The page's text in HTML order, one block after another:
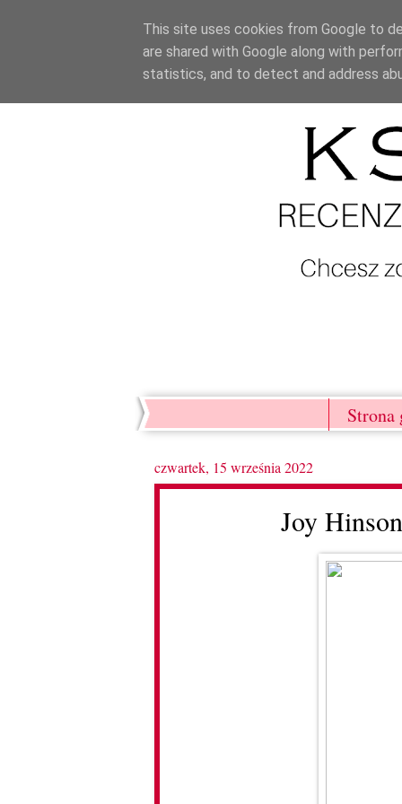
Strona
czwartek, 15 września 2022
Joy
This site uses cookies from Google to
are shared with Google along with
statistics, and to detect and address